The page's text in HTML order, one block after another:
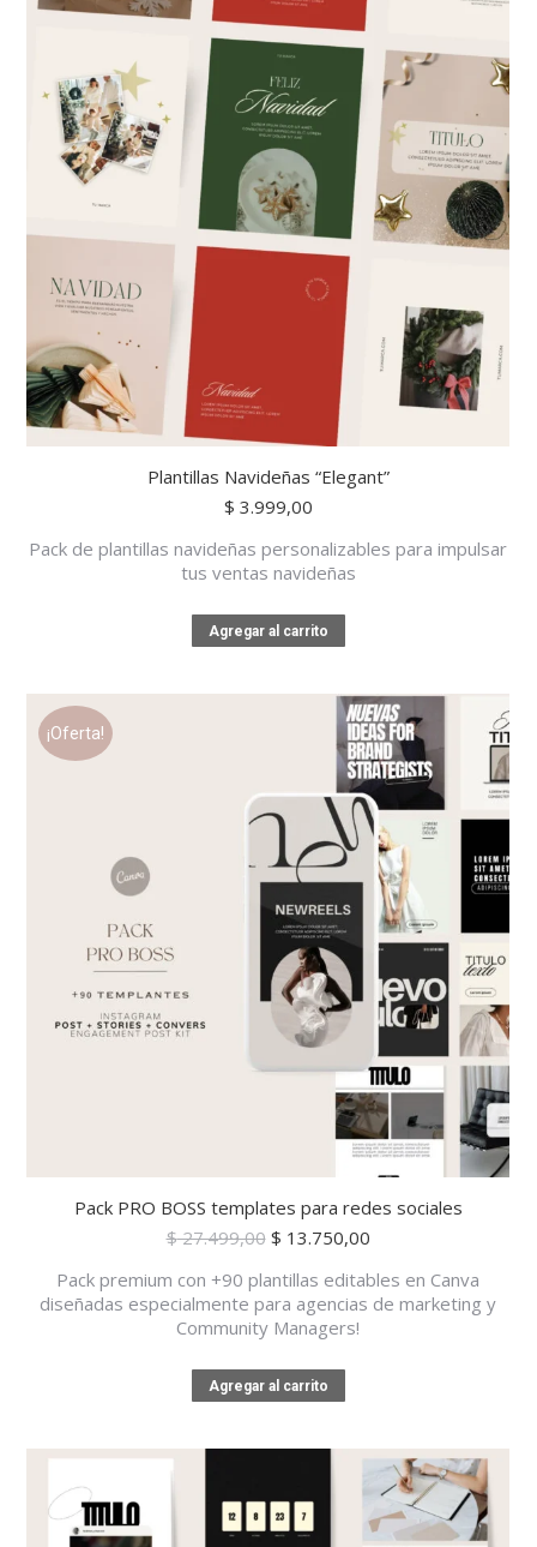
Plantillas Navideñas “Elegant”
$ 3.999,00
Pack de plantillas navideñas personalizables para impulsar
tus ventas navideñas
Agregar al carrito
¡Oferta!
Pack PRO BOSS templates para redes sociales
$27.499,00 El
original
era:
$ 27.499,00.
$ 13.750,00El
actual
es:
Pack premium con +90 plantillas editables en Canva
diseñadas especialmente para agencias de marketing y
Community Managers!
Agregar al carrito